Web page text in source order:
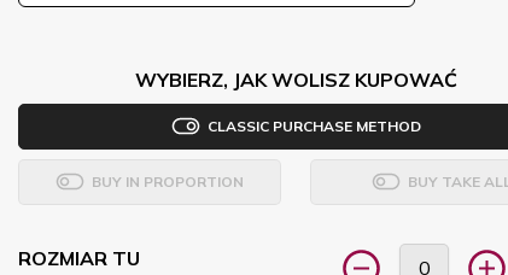
WYBIERZ, JAK WOLISZ KUPOWAĆ
CLASSIC PURCHASE METHOD
BUY IN PROPORTION BUY TAKE ALL
ROZMIAR TU